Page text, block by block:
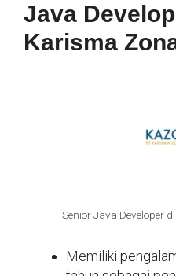
Java
Karisma
Senior Java Developer
Memiliki